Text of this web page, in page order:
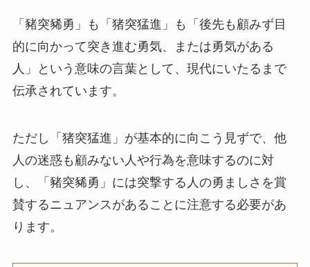
「豬突豨勇」も「猪突猛進」も「後先も顧みず目
的に向かって突き進む勇気、または勇気がある
人」という意味の言葉として、現代にいたるまで
伝承されています。
ただし「猪突猛進」が基本的に向こう見ずで、他
人の迷惑も顧みない人や行為を意味するのに対
し、「豬突豨勇」には突撃する人の勇ましさを賞
賛するニュアンスがあることに注意する必要があ
ります。